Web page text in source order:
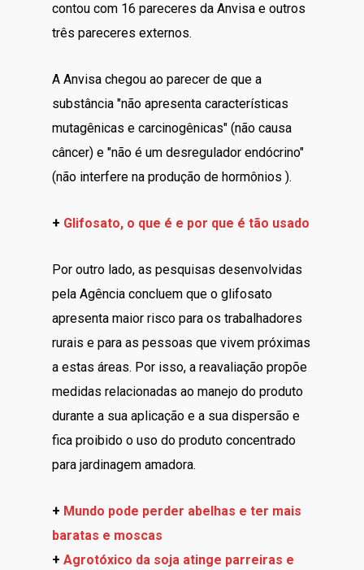
contou com 16 pareceres da Anvisa e outros
três pareceres externos.
A Anvisa chegou ao parecer de que a
substância "não apresenta características
mutagênicas e carcinogênicas" (não causa
câncer) e "não é um desregulador endócrino"
(não interfere na produção de hormônios ).
+ Glifosato, o que é e por que é tão usado
Por outro lado, as pesquisas desenvolvidas
pela Agência concluem que o glifosato
apresenta maior risco para os trabalhadores
rurais e para as pessoas que vivem próximas
a estas áreas. Por isso, a reavaliação propõe
medidas relacionadas ao manejo do produto
durante a sua aplicação e a sua dispersão e
fica proibido o uso do produto concentrado
para jardinagem amadora.
+ Mundo pode perder abelhas e ter mais
baratas e moscas
+ Agrotóxico da soja atinge parreiras e